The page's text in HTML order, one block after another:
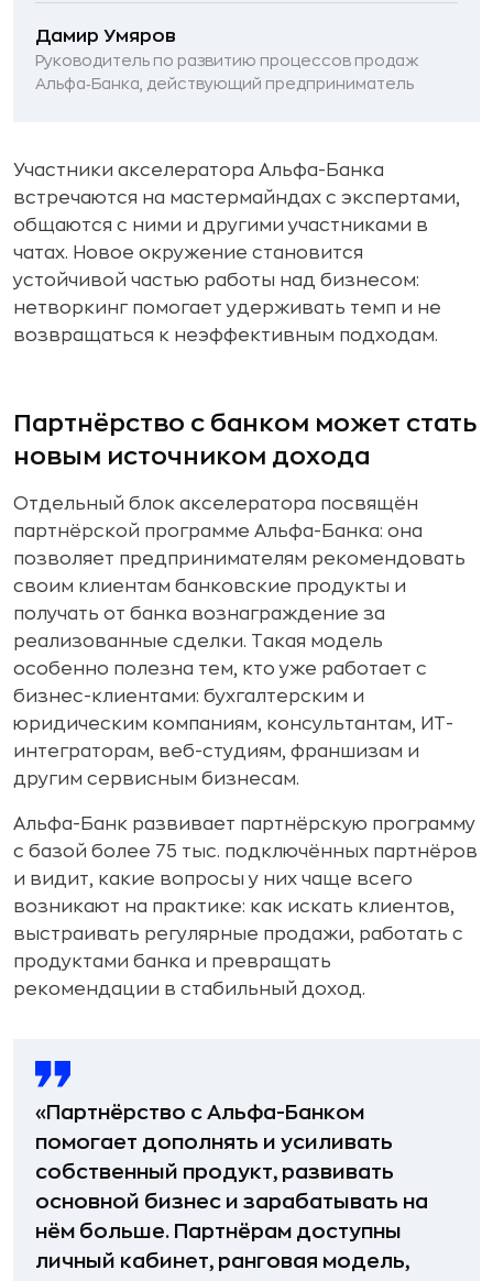
Дамир Умяров
Руководитель по развитию процессов продаж
Альфа‑Банка, действующий предприниматель
Участники акселератора Альфа-Банка
встречаются на мастермайндах с экспертами,
общаются с ними и другими участниками в
чатах. Новое окружение становится
устойчивой частью работы над бизнесом:
нетворкинг помогает удерживать темп и не
возвращаться к неэффективным подходам.
Партнёрство с банком может стать
новым источником дохода
Отдельный блок акселератора посвящён
партнёрской программе Альфа-Банка: она
позволяет предпринимателям рекомендовать
своим клиентам банковские продукты и
получать от банка вознаграждение за
реализованные сделки. Такая модель
особенно полезна тем, кто уже работает с
бизнес-клиентами: бухгалтерским и
юридическим компаниям, консультантам, ИТ-
интеграторам, веб-студиям, франшизам и
другим сервисным бизнесам.
Альфа-Банк развивает партнёрскую программу
с базой более 75 тыс. подключённых партнёров
и видит, какие вопросы у них чаще всего
возникают на практике: как искать клиентов,
выстраивать регулярные продажи, работать с
продуктами банка и превращать
рекомендации в стабильный доход.
«Партнёрство с Альфа-Банком
помогает дополнять и усиливать
собственный продукт, развивать
основной бизнес и зарабатывать на
нём больше. Партнёрам доступны
личный кабинет, ранговая модель,